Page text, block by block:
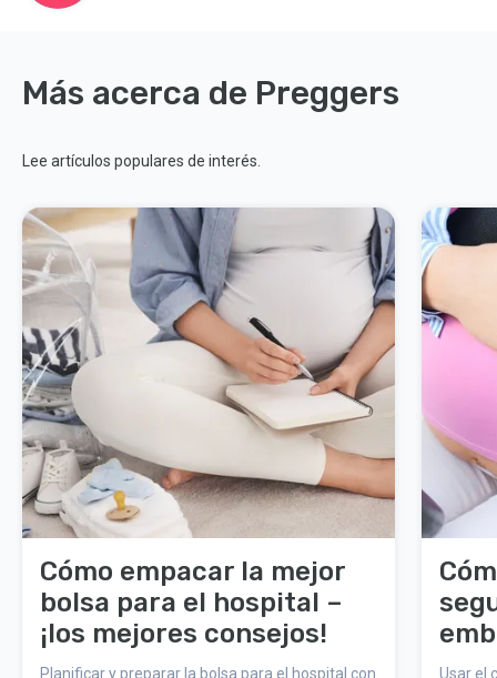
Más acerca de Preggers
Lee artículos populares de interés.
Cómo empacar la mejor
bolsa para el hospital –
¡los mejores consejos!
Planificar y preparar la bolsa para el hospital con
Usar el